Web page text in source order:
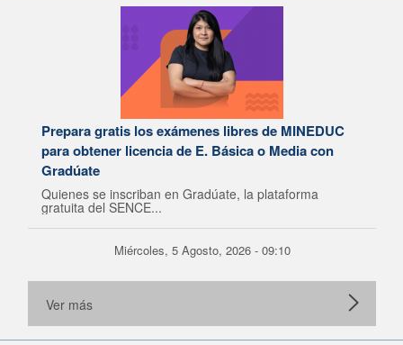
Prepara gratis los exámenes libres de MINEDUC
para obtener licencia de E. Básica o Media con
Gradúate
Quienes se inscriban en Gradúate, la plataforma
gratuita del SENCE...
Miércoles, 5 Agosto, 2026 - 09:10
Ver más